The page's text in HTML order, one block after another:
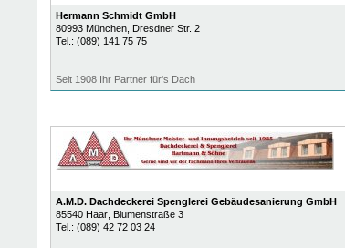
Hermann Schmidt GmbH
80993 München, Dresdner Str. 2
Tel.: (089) 141 75 75
Seit 1908 Ihr Partner für's Dach
A.M.D. Dachdeckerei Spenglerei Gebäudesanierung GmbH
85540 Haar, Blumenstraße 3
Tel.: (089) 42 72 03 24